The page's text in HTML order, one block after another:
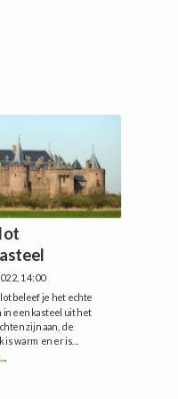
14:00
beleef je het echte
een kasteel uit het
zijn aan, de
is warm en er is...